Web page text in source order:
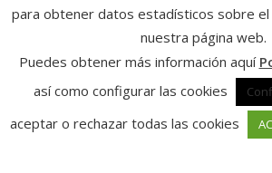
para obtener datos estadísticos sobre el
nuestra página web.
Puedes obtener más información aquí
así como configurar las cookies
aceptar o rechazar todas las cookies